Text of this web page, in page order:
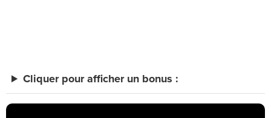
Cliquer pour afficher un bonus :